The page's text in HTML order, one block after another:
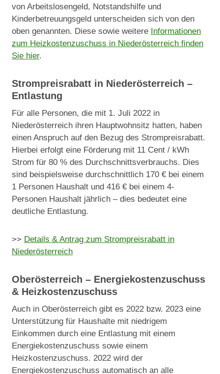
von Arbeitslosengeld, Notstandshilfe und
Kinderbetreuungsgeld unterscheiden sich von den
oben genannten. Diese sowie weitere Informationen
zum Heizkostenzuschuss in Niederösterreich finden
Sie hier.
Strompreisrabatt in Niederösterreich –
Entlastung
Für alle Personen, die mit 1. Juli 2022 in
Niederösterreich ihren Hauptwohnsitz hatten, haben
einen Anspruch auf den Bezug des Strompreisrabatt.
Hierbei erfolgt eine Förderung mit 11 Cent / kWh
Strom für 80 % des Durchschnittsverbrauchs. Dies
sind beispielsweise durchschnittlich 170 € bei einem
1 Personen Haushalt und 416 € bei einem 4-
Personen Haushalt jährlich – dies bedeutet eine
deutliche Entlastung.
>> Details & Antrag zum Strompreisrabatt in
Niederösterreich
Oberösterreich – Energiekostenzuschuss
& Heizkostenzuschuss
Auch in Oberösterreich gibt es 2022 bzw. 2023 eine
Unterstützung für Haushalte mit niedrigem
Einkommen durch eine Entlastung mit einem
Energiekostenzuschuss sowie einem
Heizkostenzuschuss. 2022 wird der
Energiekostenzuschuss automatisch an alle